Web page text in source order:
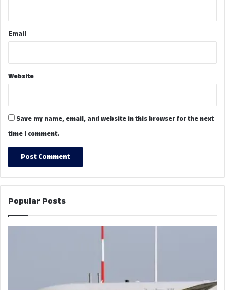
Email
Website
Save my name, email, and website in this browser for the next
time I comment.
Popular Posts